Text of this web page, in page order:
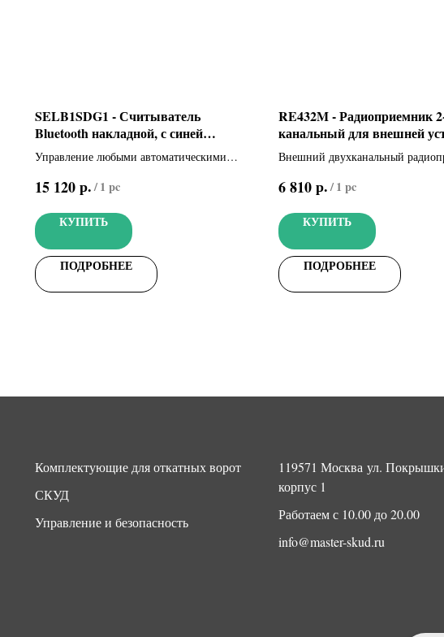
SELB1SDG1 - Считыватель
Bluetooth накладной, с синей
подсветкой, для 15 пользователей
(806SL-0210)
Управление любыми автоматическими
приложения CAME AUTOMATIONBT для
считыватель с синей подсветкой (цвет
серый, RAL7024)
15 120р./1 pc
КУПИТЬ
ПОДРОБНЕЕ
RE432M - Радиоприемник
канальный для внешней
(001RE432M)
Внешний двухканальный
пользователей, совместимый с
6 810р./1 pc
КУПИТЬ
ПОДРОБНЕЕ
Комплектующие для откатных ворот
СКУД
Управление и безопасность
119571 Москва ул.
корпус 1
Работаем с 10.00 до 20.00
info@master-skud.ru